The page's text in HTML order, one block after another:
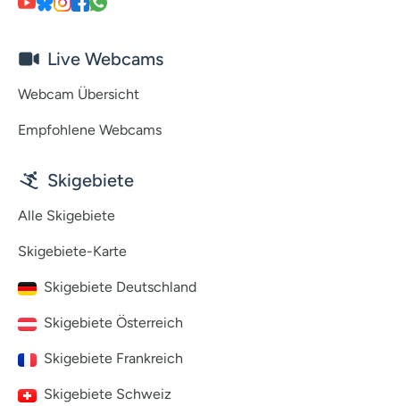
Live Webcams
Webcam Übersicht
Empfohlene Webcams
Skigebiete
Alle Skigebiete
Skigebiete-Karte
Skigebiete Deutschland
Skigebiete Österreich
Skigebiete Frankreich
Skigebiete Schweiz